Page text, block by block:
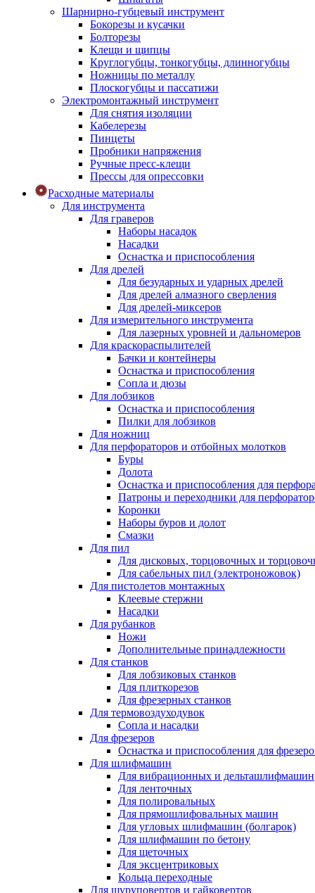
Шарнирно-губцевый инструмент
Бокорезы и кусачки
Болторезы
Клещи и щипцы
Круглогубцы, тонкогубцы, длинногубцы
Ножницы по металлу
Плоскогубцы и пассатижи
Электромонтажный инструмент
Для снятия изоляции
Кабелерезы
Пинцеты
Пробники напряжения
Ручные пресс-клещи
Прессы для опрессовки
Расходные материалы
Для инструмента
Для граверов
Наборы насадок
Насадки
Оснастка и приспособления
Для дрелей
Для безударных и ударных дрелей
Для дрелей алмазного сверления
Для дрелей-миксеров
Для измерительного инструмента
Для лазерных уровней и дальномеров
Для краскораспылителей
Бачки и контейнеры
Оснастка и приспособления
Сопла и дюзы
Для лобзиков
Оснастка и приспособления
Пилки для лобзиков
Для ножниц
Для перфораторов и отбойных молотков
Буры
Долота
Оснастка и приспособления для
Патроны и переходники для
Коронки
Наборы буров и долот
Смазки
Для пил
Для дисковых, торцовочных и
Для сабельных пил (электроножовок)
Для пистолетов монтажных
Клеевые стержни
Насадки
Для рубанков
Ножи
Дополнительные принадлежности
Для станков
Для лобзиковых станков
Для плиткорезов
Для фрезерных станков
Для термовоздуходувок
Сопла и насадки
Для фрезеров
Оснастка и приспособления для
Для шлифмашин
Для вибрационных и дельташлифмашин
Для ленточных
Для полировальных
Для прямошлифовальных машин
Для угловых шлифмашин (болгарок)
Для шлифмашин по бетону
Для щеточных
Для эксцентриковых
Кольца переходные
Для шуруповертов и гайковертов